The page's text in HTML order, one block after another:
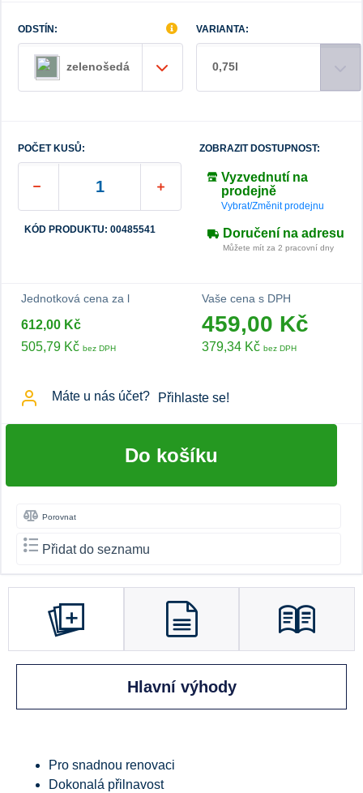
ODSTÍN:
zelenošedá
VARIANTA:
0,75l
POČET KUSŮ:
KÓD PRODUKTU: 00485541
ZOBRAZIT DOSTUPNOST:
Vyzvednutí na
prodejně
Vybrat/Změnit prodejnu
Doručení na adresu
Můžete mít za 2 pracovní dny
Jednotková cena za l
612,00 Kč
505,79 Kč bez DPH
Vaše cena s DPH
459,00 Kč
379,34 Kč bez DPH
Máte u nás účet? Přihlaste se!
Do košíku
Porovnat
Přidat do seznamu
Hlavní výhody
Pro snadnou renovaci
Dokonalá přilnavost